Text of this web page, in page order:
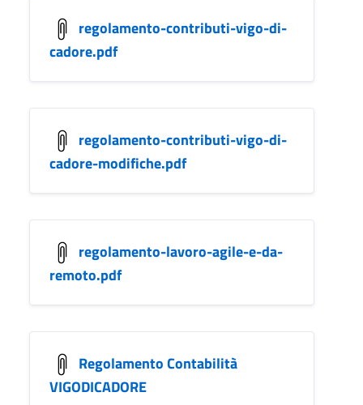
regolamento-contributi-vigo-di-
cadore.pdf
regolamento-contributi-vigo-di-
cadore-modifiche.pdf
regolamento-lavoro-agile-e-da-
remoto.pdf
Regolamento Contabilità
VIGODICADORE